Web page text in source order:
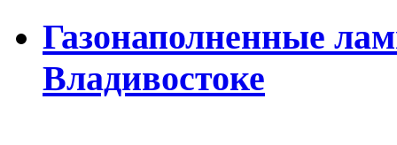
Газонаполненные
Владивостоке